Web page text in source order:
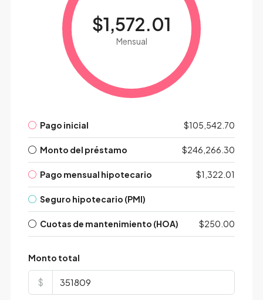
$1,572.01
Mensual
Pago inicial $105,542.70
Monto del préstamo $246,266.30
Pago mensual hipotecario $1,322.01
Seguro hipotecario (PMI)
Cuotas de mantenimiento (HOA) $250.00
Monto total
$